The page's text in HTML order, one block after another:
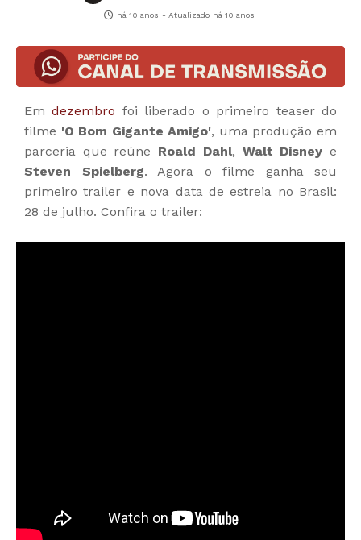
há 10 anos - Atualizado há 10 anos
Emdezembro foi liberado o primeiro teaser do
filme 'O Bom Gigante Amigo', uma produção em
parceria que reúne Roald Dahl, Walt Disney e
Steven Spielberg. Agora o filme ganha seu
primeiro trailer e nova data de estreia no Brasil:
28 de julho. Confira o trailer: